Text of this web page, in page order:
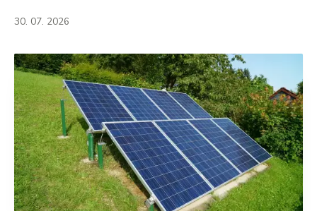
30. 07. 2026